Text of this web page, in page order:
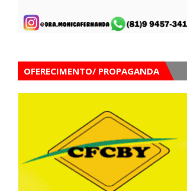
OFERECIMENTO/ PROPAGANDA